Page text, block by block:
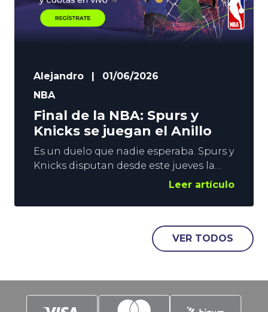
Alejandro |
01/06/2026
NBA
Final de la NBA: Spurs y
Knicks se juegan el Anillo
Es un duelo que nadie esperaba. Spurs y
Knicks disputan desde este jueves la
Final de la NBA. Los neoyorquinos
años, mientras que el conjunto de San
Antonio lo hace tras doblegar en una
eliminatoria a 7 partidos, a los (casi)
invencibles Thunder. La emoción está
Leer artículo
VER TODOS